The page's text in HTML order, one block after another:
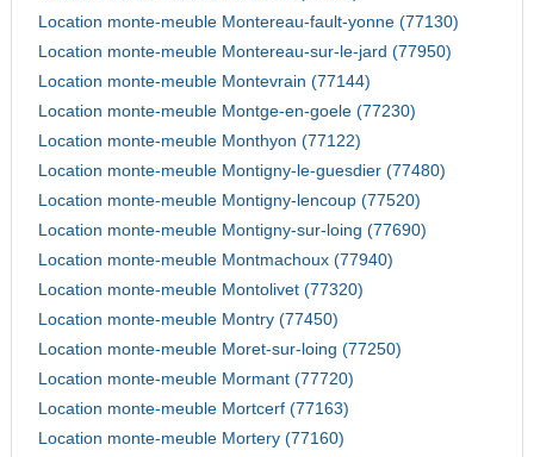
Location monte-meuble Montereau-fault-yonne (77130)
Location monte-meuble Montereau-sur-le-jard (77950)
Location monte-meuble Montevrain (77144)
Location monte-meuble Montge-en-goele (77230)
Location monte-meuble Monthyon (77122)
Location monte-meuble Montigny-le-guesdier (77480)
Location monte-meuble Montigny-lencoup (77520)
Location monte-meuble Montigny-sur-loing (77690)
Location monte-meuble Montmachoux (77940)
Location monte-meuble Montolivet (77320)
Location monte-meuble Montry (77450)
Location monte-meuble Moret-sur-loing (77250)
Location monte-meuble Mormant (77720)
Location monte-meuble Mortcerf (77163)
Location monte-meuble Mortery (77160)